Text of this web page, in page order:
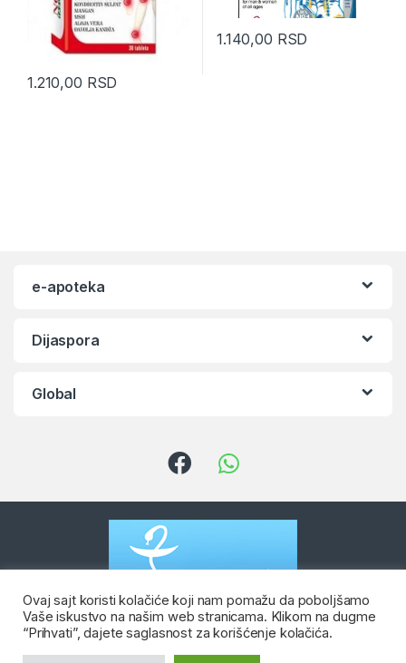
1.210,00 RSD
1.140,00 RSD
e-apoteka
Dijaspora
Global
Imate pitanje? Kontaktirate nas
Viber & WhatsApp:
Ovaj sajt koristi kolačiće koji nam pomažu da poboljšamo
Vaše iskustvo na našim web stranicama. Klikom na dugme
“Prihvati”, dajete saglasnost za korišćenje kolačića.